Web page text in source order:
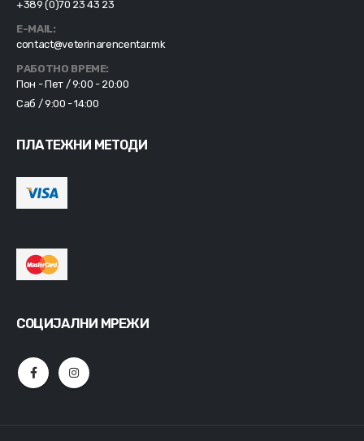
+389 (0)70 23 43 23
E-MAIL:
contact@veterinarencentar.mk
РАБОТНО ВРЕМЕ:
Пон - Пет / 9:00 - 20:00
Саб / 9:00 - 14:00
ПЛАТЕЖНИ МЕТОДИ
СОЦИЈАЛНИ МРЕЖИ